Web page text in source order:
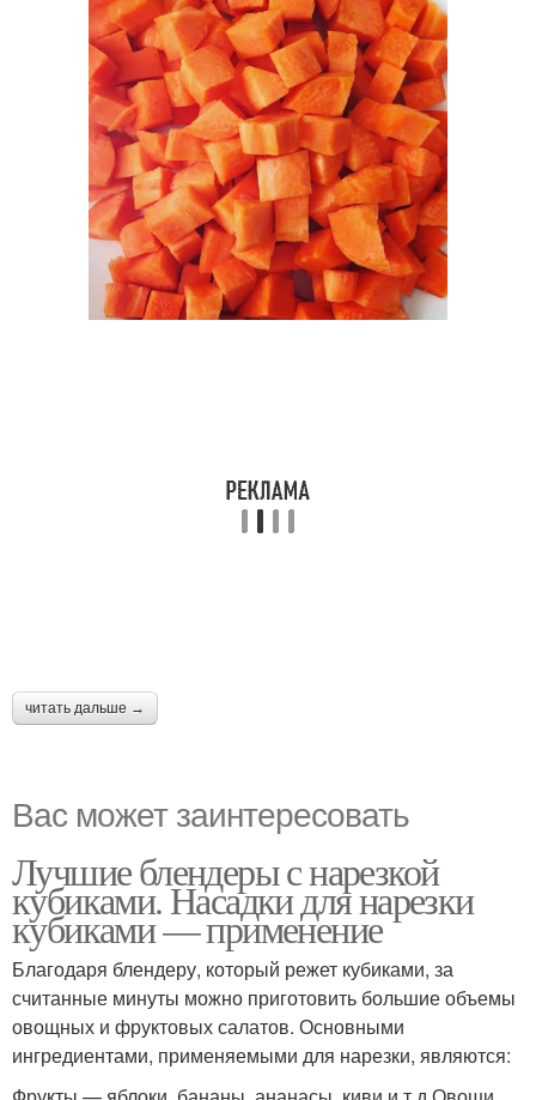
читать дальше →
Вас может заинтересовать
Лучшие блендеры с нарезкой
кубиками. Насадки для нарезки
кубиками — применение
Благодаря блендеру, который режет кубиками, за
считанные минуты можно приготовить большие объемы
овощных и фруктовых салатов. Основными
ингредиентами, применяемыми для нарезки, являются: